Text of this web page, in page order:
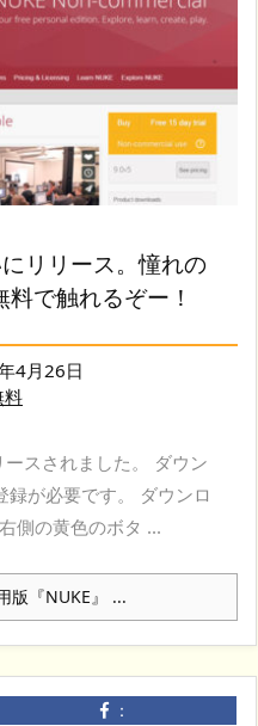
リリース。憧れの
で触れるぞー！
4月26日
料
スされました。 ダウン
が必要です。 ダウンロ
側の黄色のボタ ...
版『NUKE』 ...
：